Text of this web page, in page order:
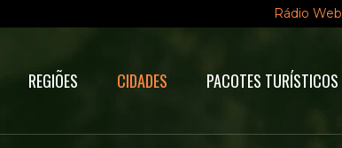
Rádio Web
REGIÕES CIDADES PACOTES TURÍSTICOS